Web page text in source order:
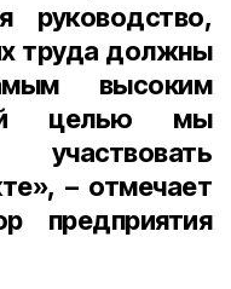
руководство,
труда должны
высоким
целью мы
– отмечает
предприятия